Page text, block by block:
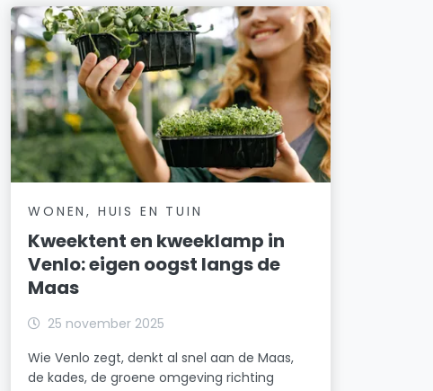
WONEN, HUIS EN TUIN
Kweektent en kweeklamp in
Venlo: eigen oogst langs de
Maas
25 november 2025
Wie Venlo zegt, denkt al snel aan de Maas,
de kades, de groene omgeving richting